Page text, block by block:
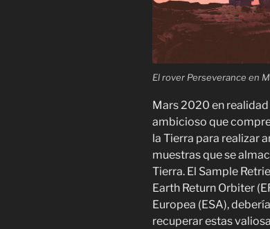
El rover Perseverance en
Mars 2020 en
ambicioso que
la Tierra para realizar
muestras que se
Tierra. El Sample
Earth Return Orbiter
Europea (ESA),
recuperar estas